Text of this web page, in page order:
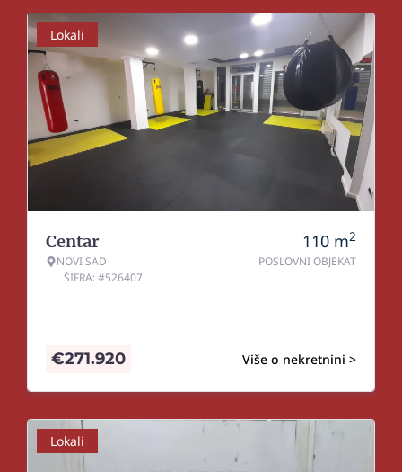
Lokali
Centar
NOVI SAD
ŠIFRA: #526407
110 m2
POSLOVNI OBJEKAT
Više o nekretnini >
€271.920
Lokali